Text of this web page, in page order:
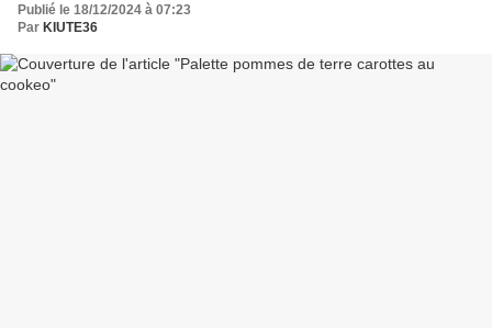
Publié le 18/12/2024 à 07:23
Par KIUTE36